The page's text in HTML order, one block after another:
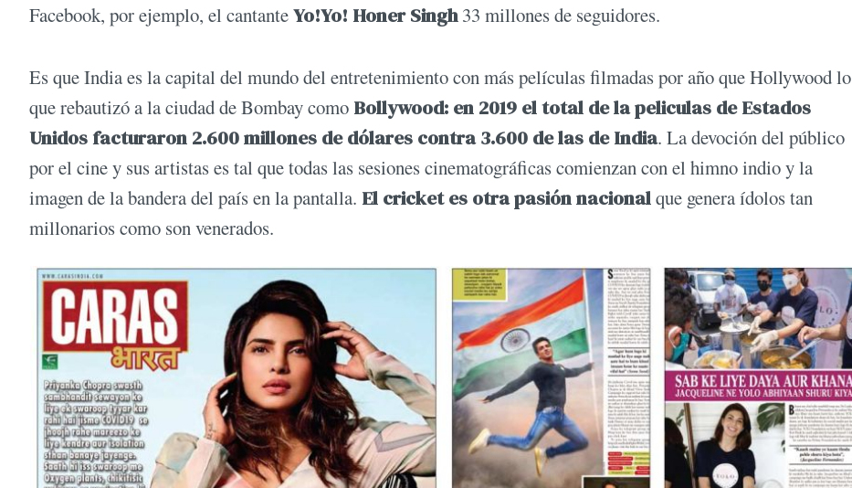
Facebook, por ejemplo, el cantanteYo!Yo! Honer Singh33 millones de seguidores.
Es que India es la capital del mundo del entretenimiento con más películas filmadas por año que Hollywood lo
que rebautizó a la ciudad de Bombay como Bollywood: en 2019 el total de la peliculas de Estados
Unidos facturaron 2.600 millones de dólares contra 3.600 de las de India. La devoción del público
por el cine y sus artistas es tal que todas las sesiones cinematográficas comienzan con el himno indio y la
imagen de la bandera del país en la pantalla. El cricket es otra pasión nacionalque genera ídolos tan
millonarios como son venerados.